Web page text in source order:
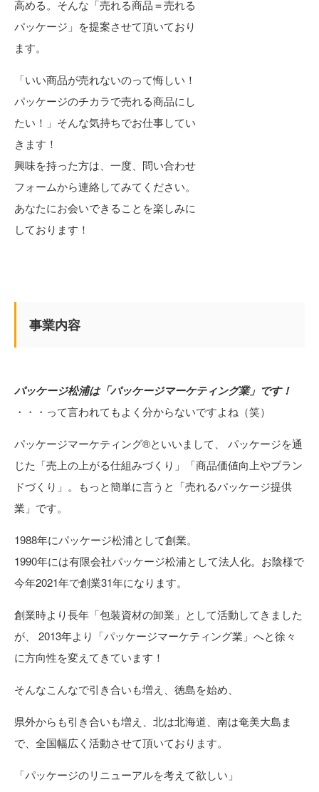
高める。そんな「売れる商品＝売れる
パッケージ」を提案させて頂いており
ます。
「いい商品が売れないのって悔しい！
パッケージのチカラで売れる商品にし
たい！」そんな気持ちでお仕事してい
きます！
興味を持った方は、一度、問い合わせ
フォームから連絡してみてください。
あなたにお会いできることを楽しみに
しております！
事業内容
パッケージ松浦は「パッケージマーケティング業」です！
・・・って言われてもよく分からないですよね（笑）
パッケージマーケティング®といいまして、 パッケージを通
じた「売上の上がる仕組みづくり」「商品価値向上やブラン
ドづくり」。もっと簡単に言うと「売れるパッケージ提供
業」です。
1988年にパッケージ松浦として創業。
1990年には有限会社パッケージ松浦として法人化。お陰様で
今年2021年で創業31年になります。
創業時より長年「包装資材の卸業」として活動してきました
が、 2013年より「パッケージマーケティング業」へと徐々
に方向性を変えてきています！
そんなこんなで引き合いも増え、徳島を始め、
県外からも引き合いも増え、北は北海道、南は奄美大島ま
で、全国幅広く活動させて頂いております。
「パッケージのリニューアルを考えて欲しい」